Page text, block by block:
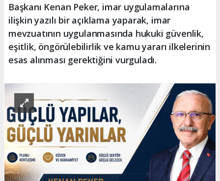
Başkanı Kenan Peker, imar uygulamalarına
ilişkin yazılı bir açıklama yaparak, imar
mevzuatının uygulanmasında hukuki güvenlik,
eşitlik, öngörülebilirlik ve kamu yararı ilkelerinin
esas alınması gerektiğini vurguladı.